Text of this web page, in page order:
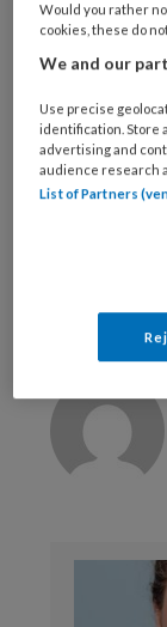
Would you rather
cookies, these do
We and our
Use precise
identification. Store
advertising and
audience research
List of Partners